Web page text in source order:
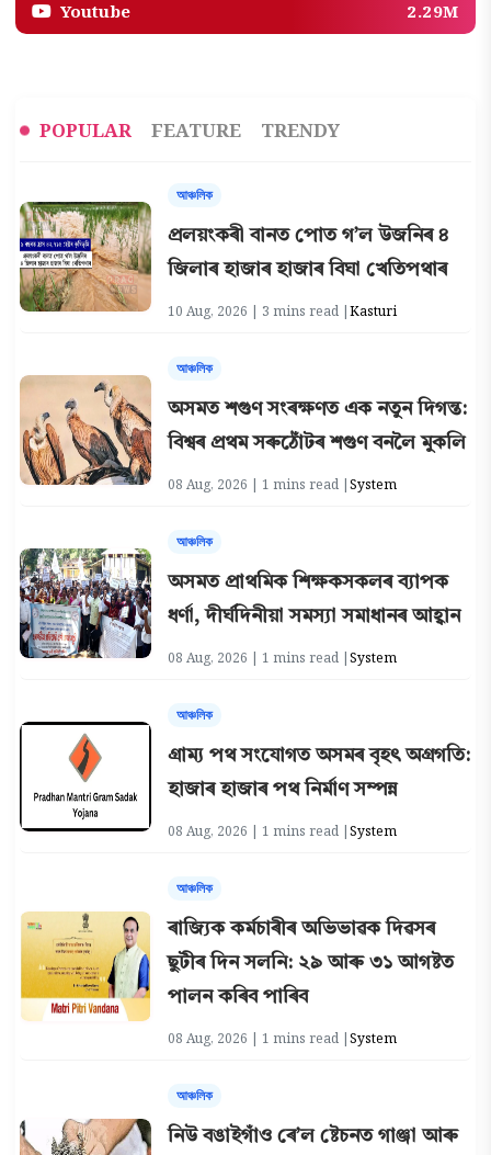
Youtube 2.29M
POPULAR FEATURE TRENDY
আঞ্চলিক
প্রলয়ংকৰী বানত পোত গ’ল উজনিৰ ৪
জিলাৰ হাজাৰ হাজাৰ বিঘা খেতিপথাৰ
10 Aug, 2026 | 3 mins read |Kasturi
আঞ্চলিক
অসমত শগুণ সংৰক্ষণত এক নতুন দিগন্ত:
বিশ্বৰ প্ৰথম সৰুঠোঁটৰ শগুণ বনলৈ মুকলি
08 Aug, 2026 | 1 mins read |System
আঞ্চলিক
অসমত প্ৰাথমিক শিক্ষকসকলৰ ব্যাপক
ধৰ্ণা, দীৰ্ঘদিনীয়া সমস্যা সমাধানৰ আহ্বান
08 Aug, 2026 | 1 mins read |System
আঞ্চলিক
গ্ৰাম্য পথ সংযোগত অসমৰ বৃহৎ অগ্ৰগতি:
হাজাৰ হাজাৰ পথ নিৰ্মাণ সম্পন্ন
08 Aug, 2026 | 1 mins read |System
আঞ্চলিক
ৰাজ্যিক কৰ্মচাৰীৰ অভিভাৱক দিৱসৰ
ছুটীৰ দিন সলনি: ২৯ আৰু ৩১ আগষ্টত
পালন কৰিব পাৰিব
08 Aug, 2026 | 1 mins read |System
আঞ্চলিক
নিউ বঙাইগাঁও ৰে’ল ষ্টেচনত গাঞ্জা আৰু